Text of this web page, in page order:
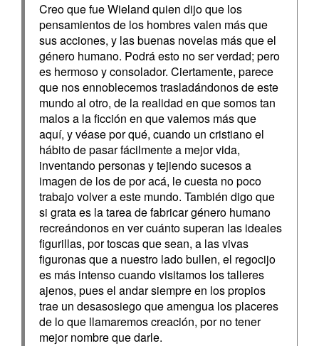
Creo que fue Wieland quien dijo que los
pensamientos de los hombres valen más que
sus acciones, y las buenas novelas más que el
género humano. Podrá esto no ser verdad; pero
es hermoso y consolador. Ciertamente, parece
que nos ennoblecemos trasladándonos de este
mundo al otro, de la realidad en que somos tan
malos a la ficción en que valemos más que
aquí, y véase por qué, cuando un cristiano el
hábito de pasar fácilmente a mejor vida,
inventando personas y tejiendo sucesos a
imagen de los de por acá, le cuesta no poco
trabajo volver a este mundo. También digo que
si grata es la tarea de fabricar género humano
recreándonos en ver cuánto superan las ideales
figurillas, por toscas que sean, a las vivas
figuronas que a nuestro lado bullen, el regocijo
es más intenso cuando visitamos los talleres
ajenos, pues el andar siempre en los propios
trae un desasosiego que amengua los placeres
de lo que llamaremos creación, por no tener
mejor nombre que darle.